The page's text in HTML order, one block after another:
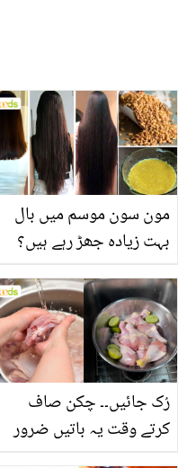
مون سون موسم میں بال
بہت زیادہ جھڑ رہے ہیں؟
بنانے کے چند قدرتی طریقے
رُک جائیں۔۔ چکن صاف
کرتے وقت یہ باتیں ضرور